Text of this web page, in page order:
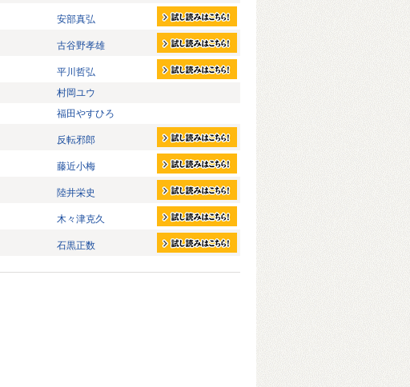
安部真弘
古谷野孝雄
平川哲弘
村岡ユウ
福田やすひろ
反転邪郎
藤近小梅
陸井栄史
木々津克久
石黒正数